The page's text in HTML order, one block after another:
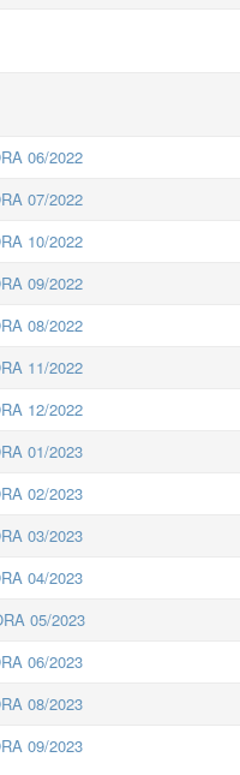
06/2022
07/2022
10/2022
09/2022
08/2022
11/2022
12/2022
01/2023
02/2023
03/2023
04/2023
05/2023
06/2023
08/2023
09/2023